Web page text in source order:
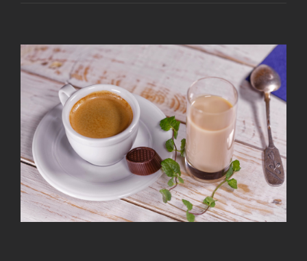
View
Larger
Image